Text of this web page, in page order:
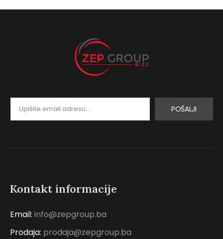
POŠALJI
Kontakt informacije
Email: info@zepgroup.ba
Prodaja: prodaja@zepgroup.ba